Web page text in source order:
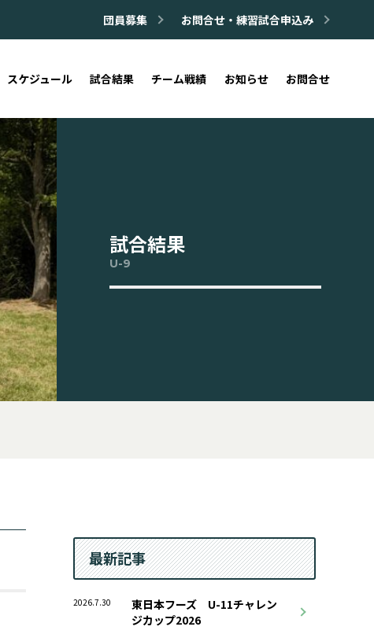
団員募集 お問合せ・練習試合申込み
スケジュール 試合結果 チーム戦績 お知らせ お問合せ
試合結果
U-9
最新記事
2026.7.30
東日本フーズ U-11チャレン
ジカップ2026